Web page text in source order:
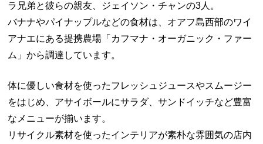
ラ兄弟と彼らの親友、ジェイソン・チャンの3人。
バナナやパイナップルなどの食材は、オアフ島西部のワイ
アナエにある提携農場「カフマナ・オーガニック・ファー
ム」から調達しています。
体に優しい食材を使ったフレッシュジュースやスムージー
をはじめ、アサイボールにサラダ、サンドイッチなど豊富
なメニューが揃います。
リサイクル素材を使ったインテリアが素朴な雰囲気の店内